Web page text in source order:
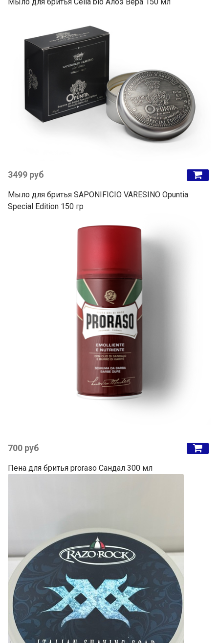
Мыло для бритья Cella bio Алоэ Вера 150 мл
3499 руб
Мыло для бритья SAPONIFICIO VARESINO Opuntia
Special Edition 150 гр
700 руб
Пена для бритья proraso Сандал 300 мл